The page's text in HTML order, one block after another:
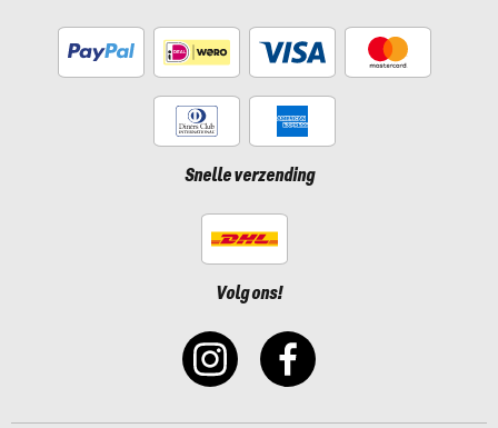
Snelle verzending
Volg ons!